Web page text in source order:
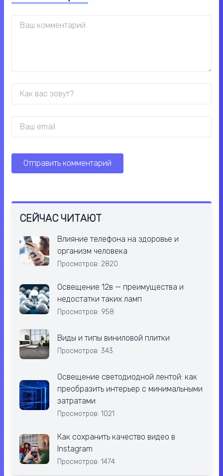
СЕЙЧАС ЧИТАЮТ
Влияние телефона на здоровье и
организм человека
Просмотров: 2820
Освещение 12в — преимущества и
недостатки таких ламп
Просмотров: 958
Виды и типы виниловой плитки
Просмотров: 343
Освещение светодиодной лентой: как
преобразить интерьер с минимальными
затратами
Просмотров: 1021
Как сохранить качество видео в
Instagram
Просмотров: 1474